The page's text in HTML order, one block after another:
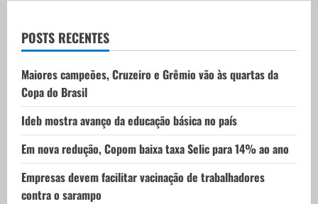
t
i
o
n
POSTS RECENTES
Maiores campeões, Cruzeiro e Grêmio vão às quartas da
Copa do Brasil
Ideb mostra avanço da educação básica no país
Em nova redução, Copom baixa taxa Selic para 14% ao ano
Empresas devem facilitar vacinação de trabalhadores
contra o sarampo